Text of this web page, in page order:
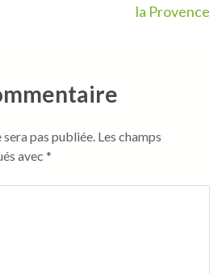
la Provence
pas publiée. Les champs
avec *